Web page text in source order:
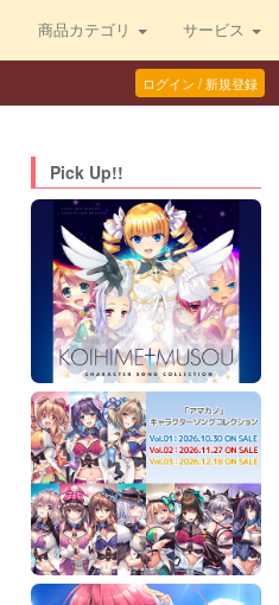
商品カテゴリ サービス
ログイン / 新規登録
Pick Up!!